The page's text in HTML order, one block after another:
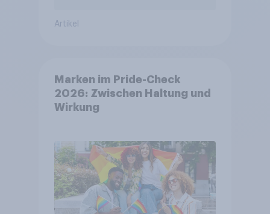
Artikel
Marken im Pride-Check
2026: Zwischen Haltung und
Wirkung